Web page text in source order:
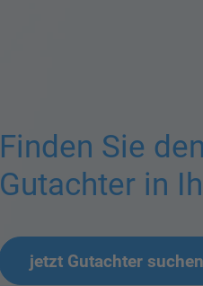
Finden Sie
Gutachter in
jetzt Gutachter suchen